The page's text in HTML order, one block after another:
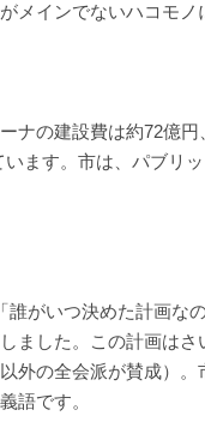
メインでないハコモノ
ナの建設費は約72億
ます。市は、パブリ
がいつ決めた計画な
ました。この計画は
外の全会派が賛成）
語です。